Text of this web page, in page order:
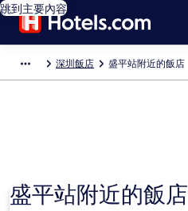
跳到主要內容
深圳飯店 盛平站附近的飯店
盛平站附近的飯店